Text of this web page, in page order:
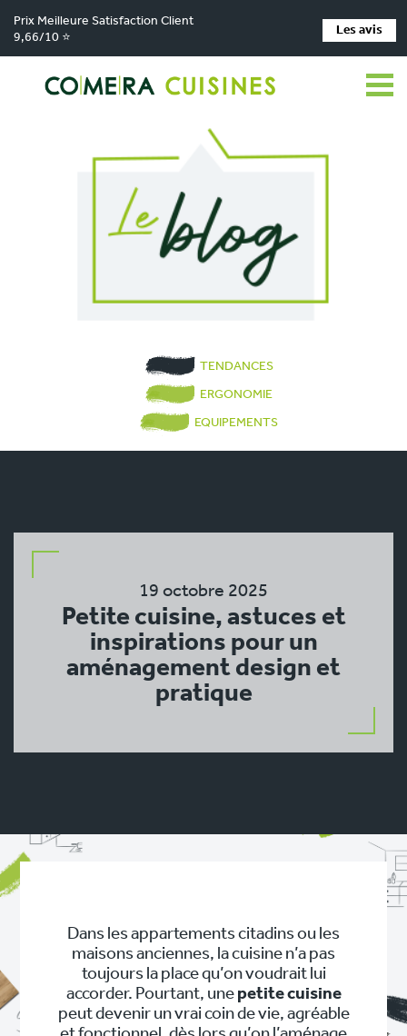
Prix Meilleure Satisfaction Client
9,66/10 ⭐
Les avis
TENDANCES
ERGONOMIE
EQUIPEMENTS
19 octobre 2025
Petite cuisine, astuces et
inspirations pour un
aménagement design et
pratique
Dans les appartements citadins ou les
maisons anciennes, la cuisine n’a pas
toujours la place qu’on voudrait lui
accorder. Pourtant, une petite cuisine
peut devenir un vrai coin de vie, agréable